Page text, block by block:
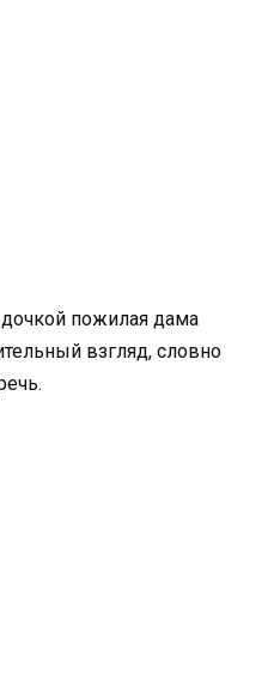
пожилая дама
взгляд, словно